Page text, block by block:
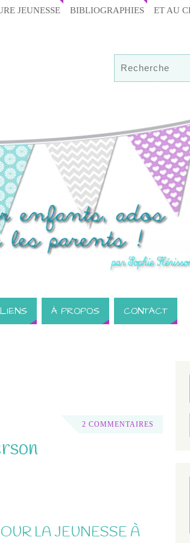
JEUNESSE BIBLIOGRAPHIES ET AU
LIENS À PROPOS CONTACT
2 COMMENTAIRES
LA JEUNESSE À